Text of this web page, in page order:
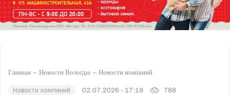
Главная Новости Вологды Новости компаний
Новости компаний 02.07.2026 - 17:19 788